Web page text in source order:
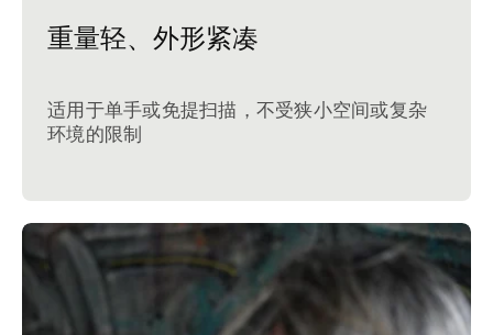
重量轻、外形紧凑
适用于单手或免提扫描，不受狭小空间或复杂
环境的限制